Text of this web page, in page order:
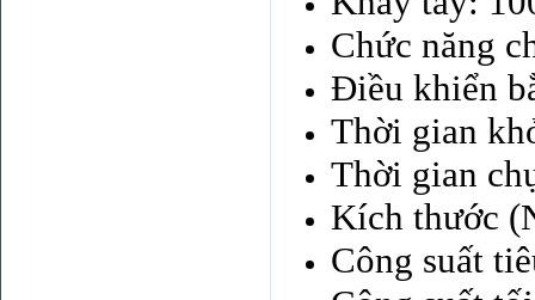
Chức năng
Điều khiển
Thời gian
Thời gian
Kích thước
Công suất